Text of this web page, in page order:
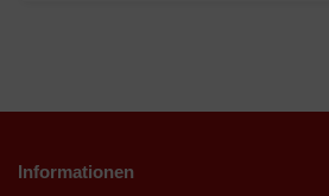
Informationen